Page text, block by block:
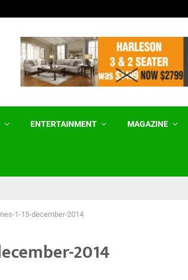
ENTERTAINMENT MAGAZINE
1-15-december-2014
2014